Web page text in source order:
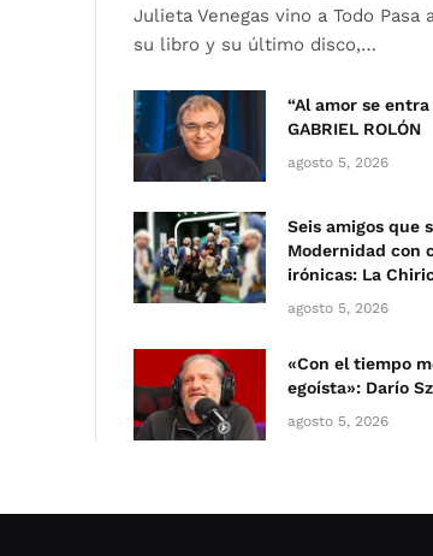
Julieta Venegas vino a Todo Pasa
su libro y su último disco,…
“Al amor se
GABRIEL ROLÓN
agosto 5, 2026
Seis amigos que
Modernidad con
irónicas: La
agosto 5, 2026
«Con el tiempo
egoísta»: Darío
agosto 5, 2026